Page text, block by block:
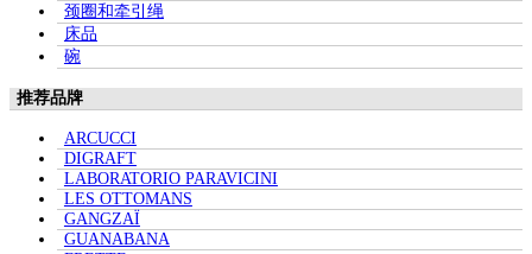
颈圈和牵引绳
床品
碗
推荐品牌
ARCUCCI
DIGRAFT
LABORATORIO PARAVICINI
LES OTTOMANS
GANGZAÏ
GUANABANA